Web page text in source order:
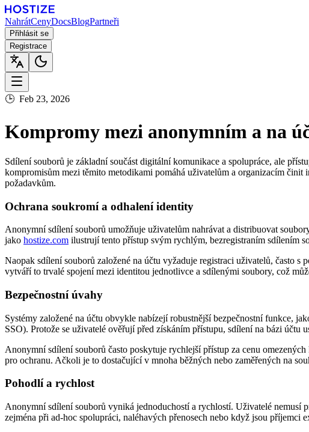
NahrátCenyDocsBlogPartneři
Přihlásit se
Registrace
🕒 Feb 23, 2026
Kompromy mezi anonymním a na
Sdílení souborů je základní součást digitální komunikace a spolupráce, ale
kompromisům mezi těmito metodikami pomáhá uživatelům a organizacím
požadavkům.
Ochrana soukromí a odhalení identity
Anonymní sdílení souborů umožňuje uživatelům nahrávat a distribuovat
jako hostize.com ilustrují tento přístup svým rychlým, bezregistraním sdílením
Naopak sdílení souborů založené na účtu vyžaduje registraci uživatelů, často
vytváří to trvalé spojení mezi identitou jednotlivce a sdílenými soubory, což
Bezpečnostní úvahy
Systémy založené na účtu obvykle nabízejí robustnější bezpečnostní funkce,
SSO). Protože se uživatelé ověřují před získáním přístupu, sdílení na bázi účtu
Anonymní sdílení souborů často poskytuje rychlejší přístup za cenu
pro ochranu. Ačkoli je to dostačující v mnoha běžných nebo zaměřených na
Pohodlí a rychlost
Anonymní sdílení souborů vyniká jednoduchostí a rychlostí. Uživatelé nemusí
zejména při ad-hoc spolupráci, naléhavých přenosech nebo když jsou příjemci